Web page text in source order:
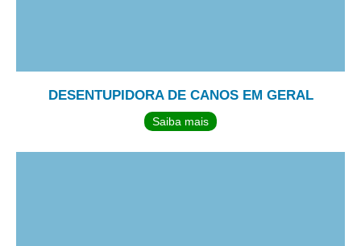
DESENTUPIDORA DE CANOS EM GERAL
Saiba mais